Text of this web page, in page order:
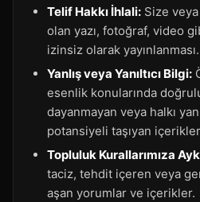
Telif Hakkı İhlali: Size
olan yazı, fotoğraf, video
izinsiz olarak yayınlanması.
Yanlış veya Yanıltıcı Bilgi:
esenlik konularında
dayanmayan veya halkı
potansiyeli taşıyan
Topluluk Kurallarımıza
taciz, tehdit içeren veya
aşan yorumlar ve içerikler.